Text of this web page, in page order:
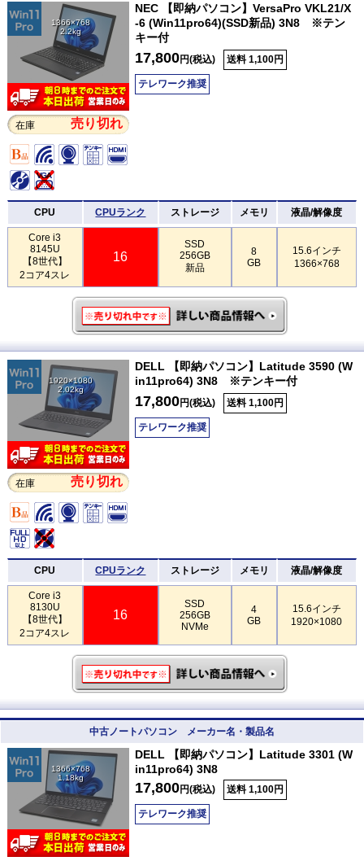
1366×768
2.2kg
在庫 売り切れ
NEC 【即納パソコン】VersaPro VKL21/X
-6 (Win11pro64)(SSD新品) 3N8 ※テン
キー付
17,800円(税込) 送料 1,100円
テレワーク推奨
CPU CPUランク ストレージ メモリ 液晶/解像度
Core i3
8145U
【8世代】
2コア4スレ
16
SSD
256GB
新品
8
GB
15.6インチ
1366×768
1920×1080
2.02kg
在庫 売り切れ
DELL 【即納パソコン】Latitude 3590 (W
in11pro64) 3N8 ※テンキー付
17,800円(税込) 送料 1,100円
テレワーク推奨
CPU CPUランク ストレージ メモリ 液晶/解像度
Core i3
8130U
【8世代】
2コア4スレ
16
SSD
256GB
NVMe
4
GB
15.6インチ
1920×1080
中古ノートパソコン メーカー名・製品名
1366×768
1.18kg
DELL 【即納パソコン】Latitude 3301 (W
in11pro64) 3N8
17,800円(税込) 送料 1,100円
テレワーク推奨